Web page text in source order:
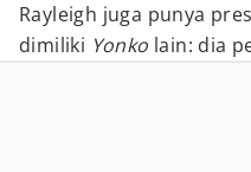
Rayleigh juga punya
dimiliki Yonko lain: dia